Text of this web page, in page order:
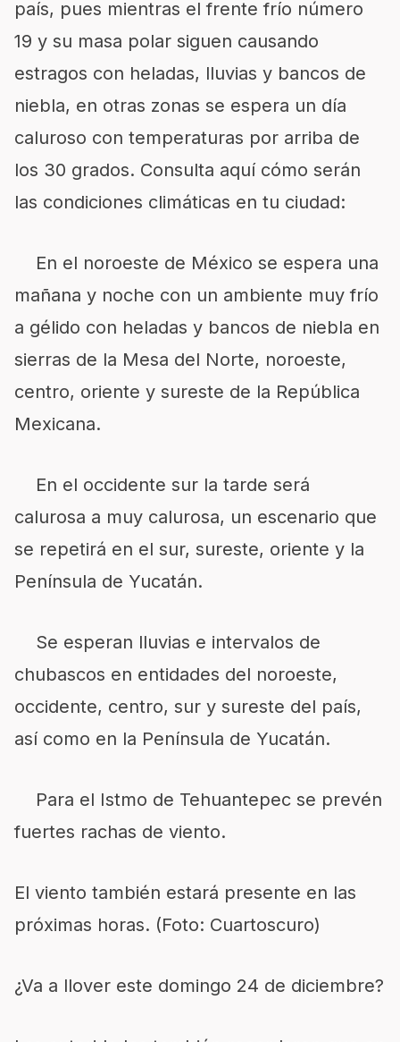
país, pues mientras el frente frío número
19 y su masa polar siguen causando
estragos con heladas, lluvias y bancos de
niebla, en otras zonas se espera un día
caluroso con temperaturas por arriba de
los 30 grados. Consulta aquí cómo serán
las condiciones climáticas en tu ciudad:
En el noroeste de México se espera una
mañana y noche con un ambiente muy frío
a gélido con heladas y bancos de niebla en
sierras de la Mesa del Norte, noroeste,
centro, oriente y sureste de la República
Mexicana.
En el occidente sur la tarde será
calurosa a muy calurosa, un escenario que
se repetirá en el sur, sureste, oriente y la
Península de Yucatán.
Se esperan lluvias e intervalos de
chubascos en entidades del noroeste,
occidente, centro, sur y sureste del país,
así como en la Península de Yucatán.
Para el Istmo de Tehuantepec se prevén
fuertes rachas de viento.
El viento también estará presente en las
próximas horas. (Foto: Cuartoscuro)
¿Va a llover este domingo 24 de diciembre?